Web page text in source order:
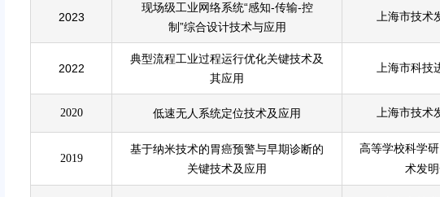
2023
现场级工业网络系统“感知-传输-控
制”综合设计技术与应用
上海市技术
2022
典型流程工业过程运行优化关键技术及
其应用
上海市科技
2020 低速无人系统定位技术及应用 上海市技术
2019
基于纳米技术的胃癌预警与早期诊断的
关键技术及应用
高等学校科学
术发